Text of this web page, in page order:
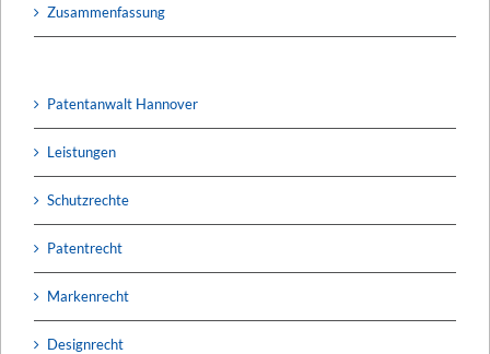
Zusammenfassung
Patentanwalt Hannover
Leistungen
Schutzrechte
Patentrecht
Markenrecht
Designrecht